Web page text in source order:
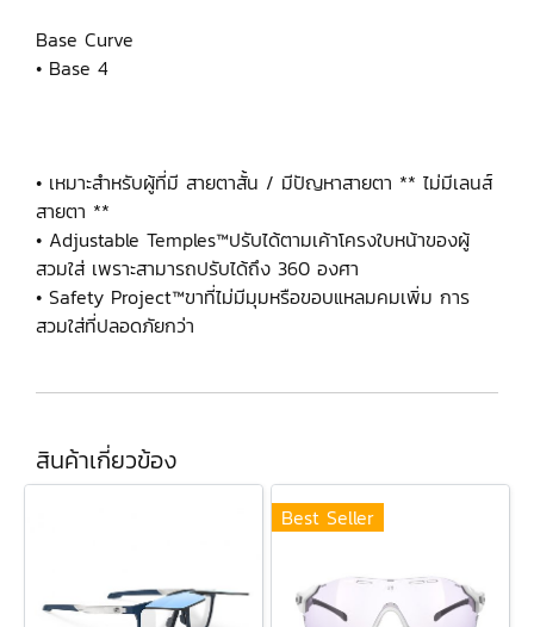
Base Curve
• Base 4
• เหมาะสำหรับผู้ที่มี สายตาสั้น / มีปัญหาสายตา ** ไม่มีเลนส์
สายตา **
• Adjustable Temples™ปรับได้ตามเค้าโครงใบหน้าของผู้
สวมใส่ เพราะสามารถปรับได้ถึง 360 องศา
• Safety Project™ขาที่ไม่มีมุมหรือขอบแหลมคมเพิ่ม การ
สวมใส่ที่ปลอดภัยกว่า
สินค้าเกี่ยวข้อง
Best Seller